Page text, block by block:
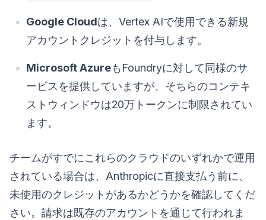
Google Cloudは、Vertex AIで使用できる新規
アカウントクレジットを付与します。
Microsoft AzureもFoundryに対して同様のサ
ービスを提供していますが、そちらのコンテキ
ストウィンドウは20万トークンに制限されてい
ます。
チームがすでにこれらのクラウドのいずれかで運用
されている場合は、Anthropicに直接支払う前に、
未使用のクレジットがあるかどうかを確認してくだ
さい。請求は既存のアカウントを通じて行われま